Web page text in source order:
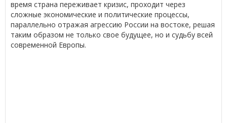
время страна переживает кризис, проходит через
сложные экономические и политические процессы,
параллельно отражая агрессию России на востоке, решая
таким образом не только свое будущее, но и судьбу всей
современной Европы.